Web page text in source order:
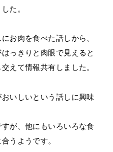
た。
お肉を食べた話しから、
っきりと肉眼で見えると
えて情報共有しました。
いしいという話しに興味
が、他にもいろいろな食
うようです。